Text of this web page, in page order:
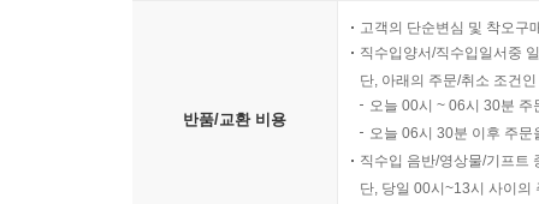
반품/교환 비용
고객의 단순변심 및 착오구
직수입양서/직수입일서중
단, 아래의 주문/취소 조건
오늘 00시 ~ 06시 30분
오늘 06시 30분 이후 주
직수입 음반/영상물/기프트
단, 당일 00시~13시 사이의